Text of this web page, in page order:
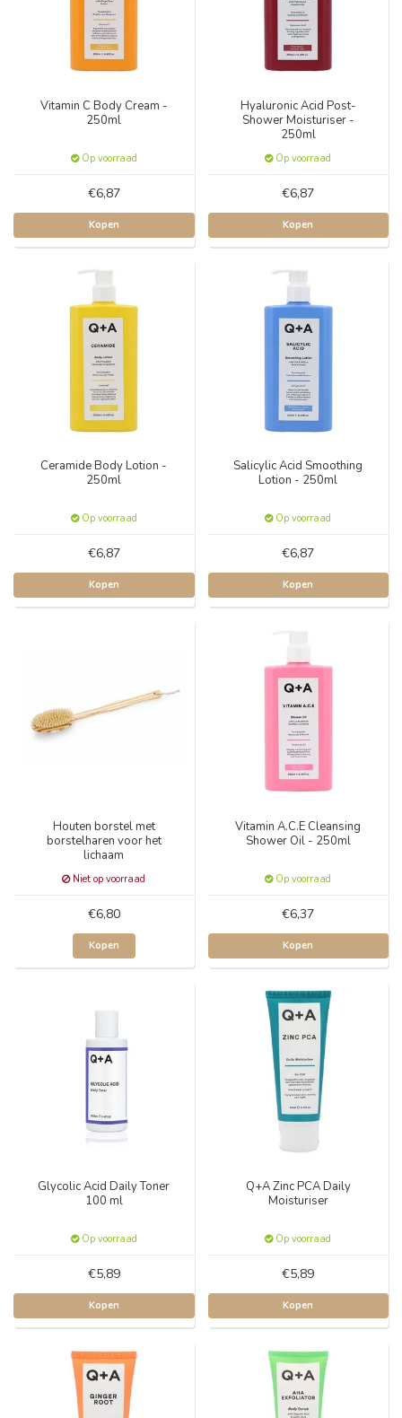
Vitamin C Body Cream -
250ml
Op voorraad
€6,87
Kopen
Hyaluronic Acid Post-
Shower Moisturiser -
250ml
Op voorraad
€6,87
Kopen
Ceramide Body Lotion -
250ml
Op voorraad
€6,87
Kopen
Salicylic Acid Smoothing
Lotion - 250ml
Op voorraad
€6,87
Kopen
Houten borstel met
borstelharen voor het
lichaam
Niet op voorraad
€6,80
Kopen
Vitamin A.C.E Cleansing
Shower Oil - 250ml
Op voorraad
€6,37
Kopen
Glycolic Acid Daily Toner
100 ml
Op voorraad
€5,89
Kopen
Q+A Zinc PCA Daily
Moisturiser
Op voorraad
€5,89
Kopen